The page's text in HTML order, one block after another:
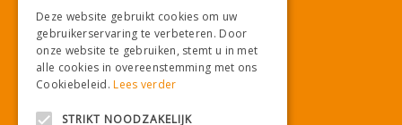
Download onze App!
Deze website gebruikt cookies om uw
gebruikerservaring te verbeteren. Door
onze website te gebruiken, stemt u in met
alle cookies in overeenstemming met ons
Cookiebeleid.Lees verder
STRIKT NOODZAKELIJK